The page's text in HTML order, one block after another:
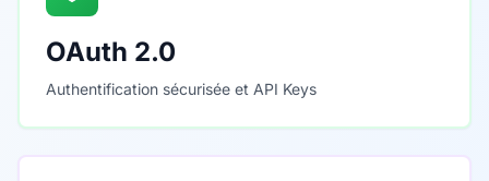
OAuth 2.0
Authentification sécurisée et API Keys